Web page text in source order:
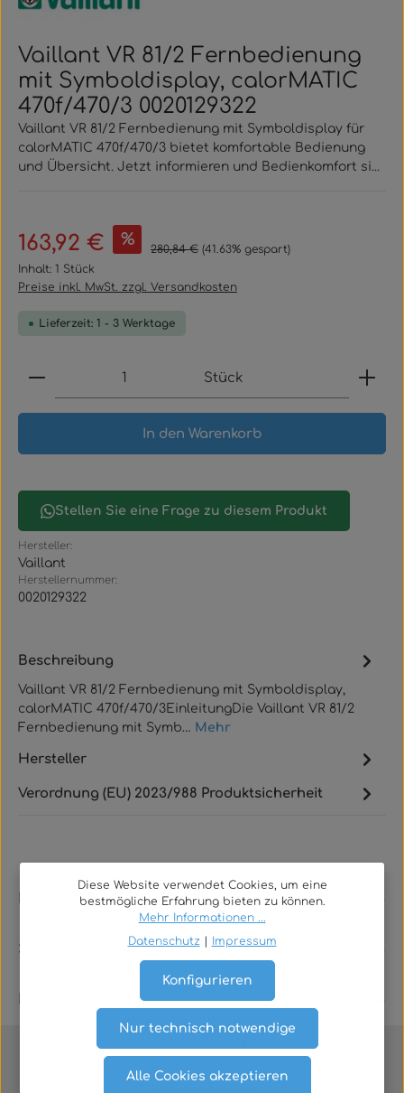
Vaillant VR 81/2 Fernbedienung
mit Symboldisplay, calorMATIC
470f/470/3 0020129322
Vaillant VR 81/2 Fernbedienung mit Symboldisplay für
calorMATIC 470f/470/3 bietet komfortable Bedienung
und Übersicht. Jetzt informieren und Bedienkomfort si...
Verkaufspreis:
163,92 € % Regulärer Preis:
280,84 € (41.63% gespart)
Inhalt: 1 Stück
Preise inkl. MwSt. zzgl. Versandkosten
Lieferzeit: 1 - 3 Werktage
Produkt Anzahl: Gib den gewünschten Wert
Stück
In den Warenkorb
Stellen Sie eine Frage zu diesem Produkt
Hersteller:
Vaillant
Herstellernummer:
0020129322
Beschreibung
Vaillant VR 81/2 Fernbedienung mit Symboldisplay,
calorMATIC 470f/470/3EinleitungDie Vaillant VR 81/2
Fernbedienung mit Symb… Mehr
Hersteller
Verordnung (EU) 2023/988 Produktsicherheit
Rechtliches
Service
Diese Website verwendet Cookies, um eine
bestmögliche Erfahrung bieten zu können.
Mehr Informationen ...
Datenschutz
Impressum
Nur technisch notwendige
Konfigurieren
Alle Cookies akzeptieren